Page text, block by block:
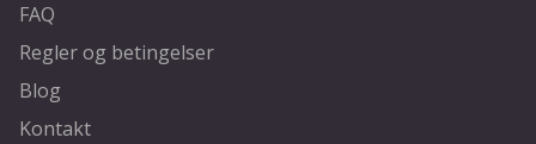
FAQ
Regler og betingelser
Blog
Kontakt